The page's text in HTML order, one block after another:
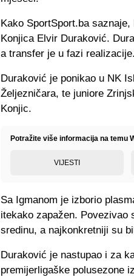
Kako SportSport.ba
Konjica Elvir Duraković.
a transfer je u fazi realizacije.
Duraković je ponikao u NK
Željezničara, te juniore
Konjic.
Potražite više informacija na temu
VIJESTI
Sa Igmanom je izborio
itekako zapažen. Povezivao
sredinu, a najkonkretniji su
Duraković je nastupao i za
premijerligaške polusezone